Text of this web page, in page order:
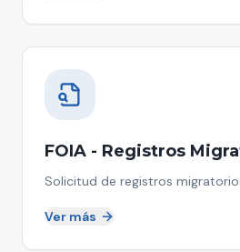
FOIA - Registros
Solicitud de registros
Ver más